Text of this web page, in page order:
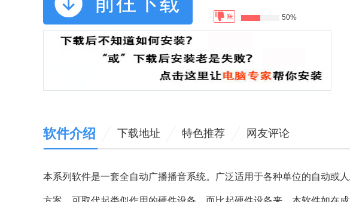
50%
软件介绍 下载地址 特色推荐 网友评论
本系列软件是一套全自动广播播音系统。广泛适用于各种单位的自动或